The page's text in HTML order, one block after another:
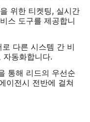
위한 티켓팅, 실시간
스 도구를 제공합니
다른 시스템 간 비
자동화합니다.
통해 리드의 우선순
이전시 전반에 걸쳐